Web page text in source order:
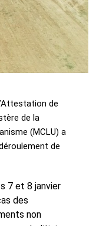
de
de la
(MCLU) a
de
7 et 8 janvier
des
non